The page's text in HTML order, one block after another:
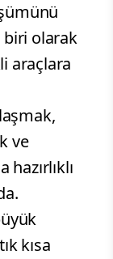
biri olarak
araçlara
ve
kısa